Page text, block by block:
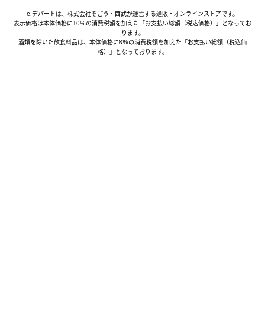
e.デパートは、株式会社そごう・西武が運営する通販・オンラインストアです。
表示価格は本体価格に10％の消費税額を加えた「お支払い総額（税込価格）」となってお
ります。
酒類を除いた飲食料品は、本体価格に8％の消費税額を加えた「お支払い総額（税込価
格）」となっております。